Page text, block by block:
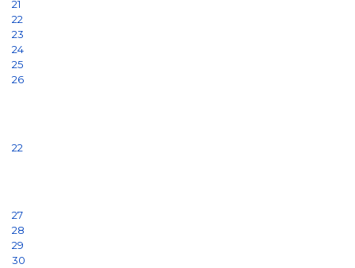
21
22
23
24
25
26
22
27
28
29
30